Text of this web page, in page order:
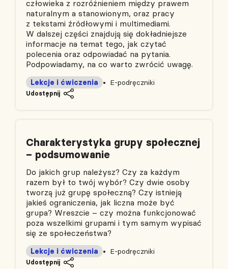
człowieka z rozróżnieniem między prawem
naturalnym a stanowionym, oraz pracy
z tekstami źródłowymi i multimediami.
W dalszej części znajdują się dokładniejsze
informacje na temat tego, jak czytać
polecenia oraz odpowiadać na pytania.
Podpowiadamy, na co warto zwrócić uwagę.
E-podręczniki
Lekcje i ćwiczenia
Udostępnij
Charakterystyka grupy społecznej
– podsumowanie
Do jakich grup należysz? Czy za każdym
razem był to twój wybór? Czy dwie osoby
tworzą już grupę społeczną? Czy istnieją
jakieś ograniczenia, jak liczna może być
grupa? Wreszcie – czy można funkcjonować
poza wszelkimi grupami i tym samym wypisać
się ze społeczeństwa?
E-podręczniki
Lekcje i ćwiczenia
Udostępnij